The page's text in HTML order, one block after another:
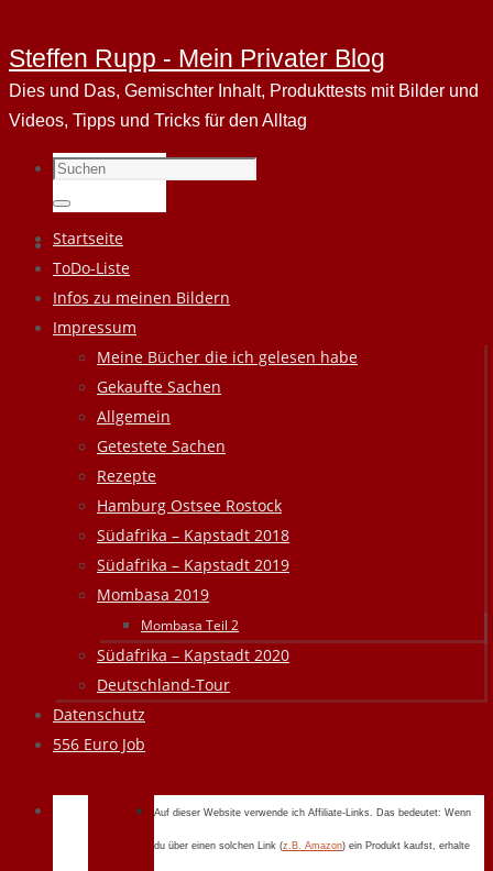
Steffen Rupp - Mein Privater Blog
Dies und Das, Gemischter Inhalt, Produkttests mit Bilder und
Videos, Tipps und Tricks für den Alltag
Suchen
nach:
Suchen
Zum
Inhalt
springen
Startseite
ToDo-Liste
Infos zu meinen Bildern
Impressum
Meine Bücher die ich gelesen habe
Gekaufte Sachen
Allgemein
Getestete Sachen
Rezepte
Hamburg Ostsee Rostock
Südafrika – Kapstadt 2018
Südafrika – Kapstadt 2019
Mombasa 2019
Mombasa Teil 2
Südafrika – Kapstadt 2020
Deutschland-Tour
Datenschutz
556 Euro Job
Auf dieser Website verwende ich Affiliate-Links. Das bedeutet: Wenn
du über einen solchen Link (z.B. Amazon) ein Produkt kaufst, erhalte